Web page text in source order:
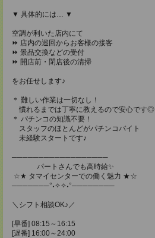
▼ 具体的には… ▼
空調が利いた店内にて
⏩ 店内の巡回からお客様の接客
⏩ 景品交換などの受付
⏩ 開店前・閉店後の清掃
をお任せします♪
＊ 難しい作業は一切なし！
慣れるまでは丁寧に教えるので安心です◎
＊ パチンコの知識不要！
スタッフのほとんどがパチンコバイト
未経験スタートです♪
──────────────────
パートさんでも高時給✨
☆★ タマイセンターでの働く魅力 ★☆
───────°˖✧✧˖°────────
＼シフト相談OK♪／
[早番] 08:15～16:15
[遅番] 16:00～24:00